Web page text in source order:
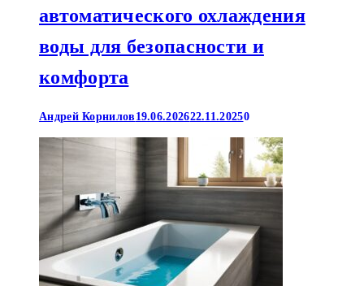
автоматического охлаждения
воды для безопасности и
комфорта
Андрей Корнилов 19.06.202622.11.20250